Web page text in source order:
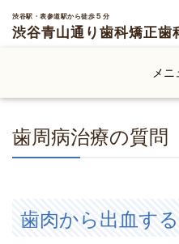
渋谷駅・表参道駅から徒歩 ５ 分
渋谷青山通り歯科矯正歯
メニ
歯周病治療の質問
歯肉から出血す